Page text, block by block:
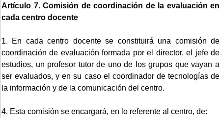
Artículo 7. Comisión de coordinación de la evaluación en
cada centro docente
1. En cada centro docente se constituirá una comisión de
coordinación de evaluación formada por el director, el jefe de
estudios, un profesor tutor de uno de los grupos que vayan a
ser evaluados, y en su caso el coordinador de tecnologías de
la información y de la comunicación del centro.
4. Esta comisión se encargará, en lo referente al centro, de: